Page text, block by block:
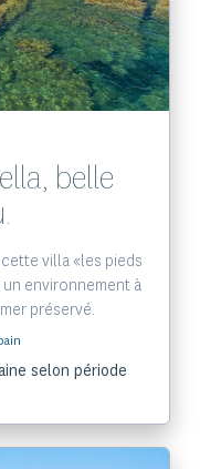
belle
villa «les pieds
un environnement à
préservé.
selon période